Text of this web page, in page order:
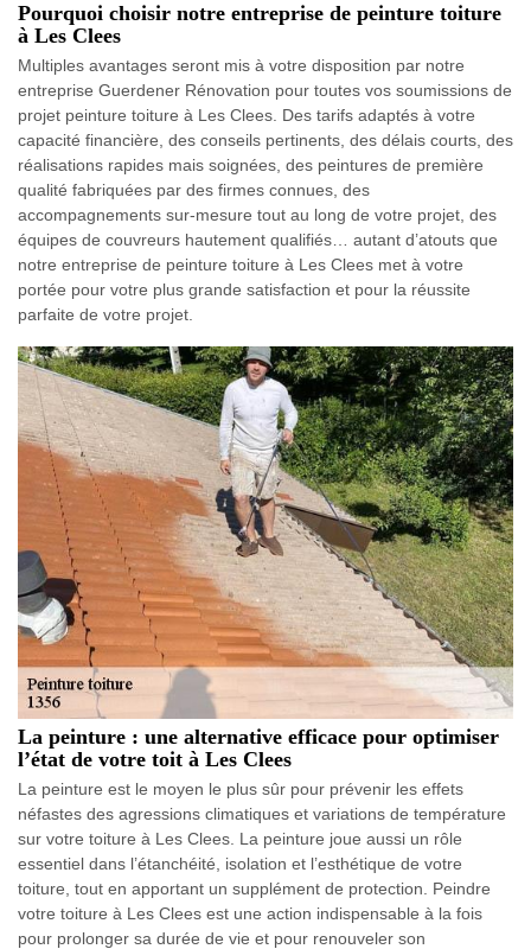
Pourquoi choisir notre entreprise de peinture toiture
à Les Clees
Multiples avantages seront mis à votre disposition par notre
entreprise Guerdener Rénovation pour toutes vos soumissions de
projet peinture toiture à Les Clees. Des tarifs adaptés à votre
capacité financière, des conseils pertinents, des délais courts, des
réalisations rapides mais soignées, des peintures de première
qualité fabriquées par des firmes connues, des
accompagnements sur-mesure tout au long de votre projet, des
équipes de couvreurs hautement qualifiés… autant d’atouts que
notre entreprise de peinture toiture à Les Clees met à votre
portée pour votre plus grande satisfaction et pour la réussite
parfaite de votre projet.
La peinture : une alternative efficace pour optimiser
l’état de votre toit à Les Clees
La peinture est le moyen le plus sûr pour prévenir les effets
néfastes des agressions climatiques et variations de température
sur votre toiture à Les Clees. La peinture joue aussi un rôle
essentiel dans l’étanchéité, isolation et l’esthétique de votre
toiture, tout en apportant un supplément de protection. Peindre
votre toiture à Les Clees est une action indispensable à la fois
pour prolonger sa durée de vie et pour renouveler son